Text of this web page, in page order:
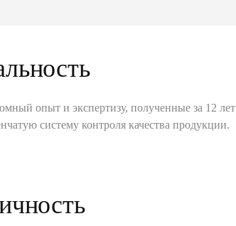
опыт и экспертизу, полученные за 12 лет
систему контроля качества продукции.